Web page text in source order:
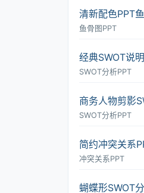
清新配色PPT
鱼骨图PPT
经典SWOT说
SWOT分析PPT
商务人物剪影
SWOT分析PPT
简约冲突关系
冲突关系PPT
蝴蝶形SWOT